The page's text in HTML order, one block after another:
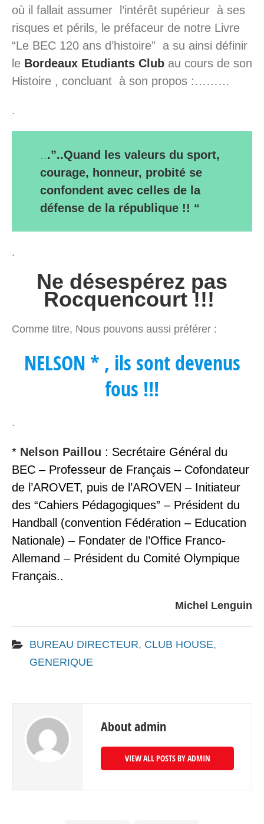
où il fallait assumer l’intérêt supérieur à ses
risques et périls, le préfaceur de notre Livre
“Le BEC 120 ans d’histoire” a su ainsi définir
le Bordeaux Etudiants Club au cours de son
Histoire , concluant à son propos :………
.
...”..Quand les valeurs du sport,
courage, honneur, probité se
confondent avec celles de la
défense de la république !! “
.
Ne désespérez pas
Rocquencourt !!!
Comme titre, Nous pouvons aussi préférer :
NELSON * , ils sont devenus
fous !!!
.
* Nelson Paillou : Secrétaire Général du
BEC – Professeur de Français – Cofondateur
de l’AROVET, puis de l’AROVEN – Initiateur
des “Cahiers Pédagogiques” – Président du
Handball (convention Fédération – Education
Nationale) – Fondater de l’Office Franco-
Allemand – Président du Comité Olympique
Français..
Michel Lenguin
BUREAU DIRECTEUR, CLUB HOUSE,
GENERIQUE
About admin
VIEW ALL POSTS BY ADMIN